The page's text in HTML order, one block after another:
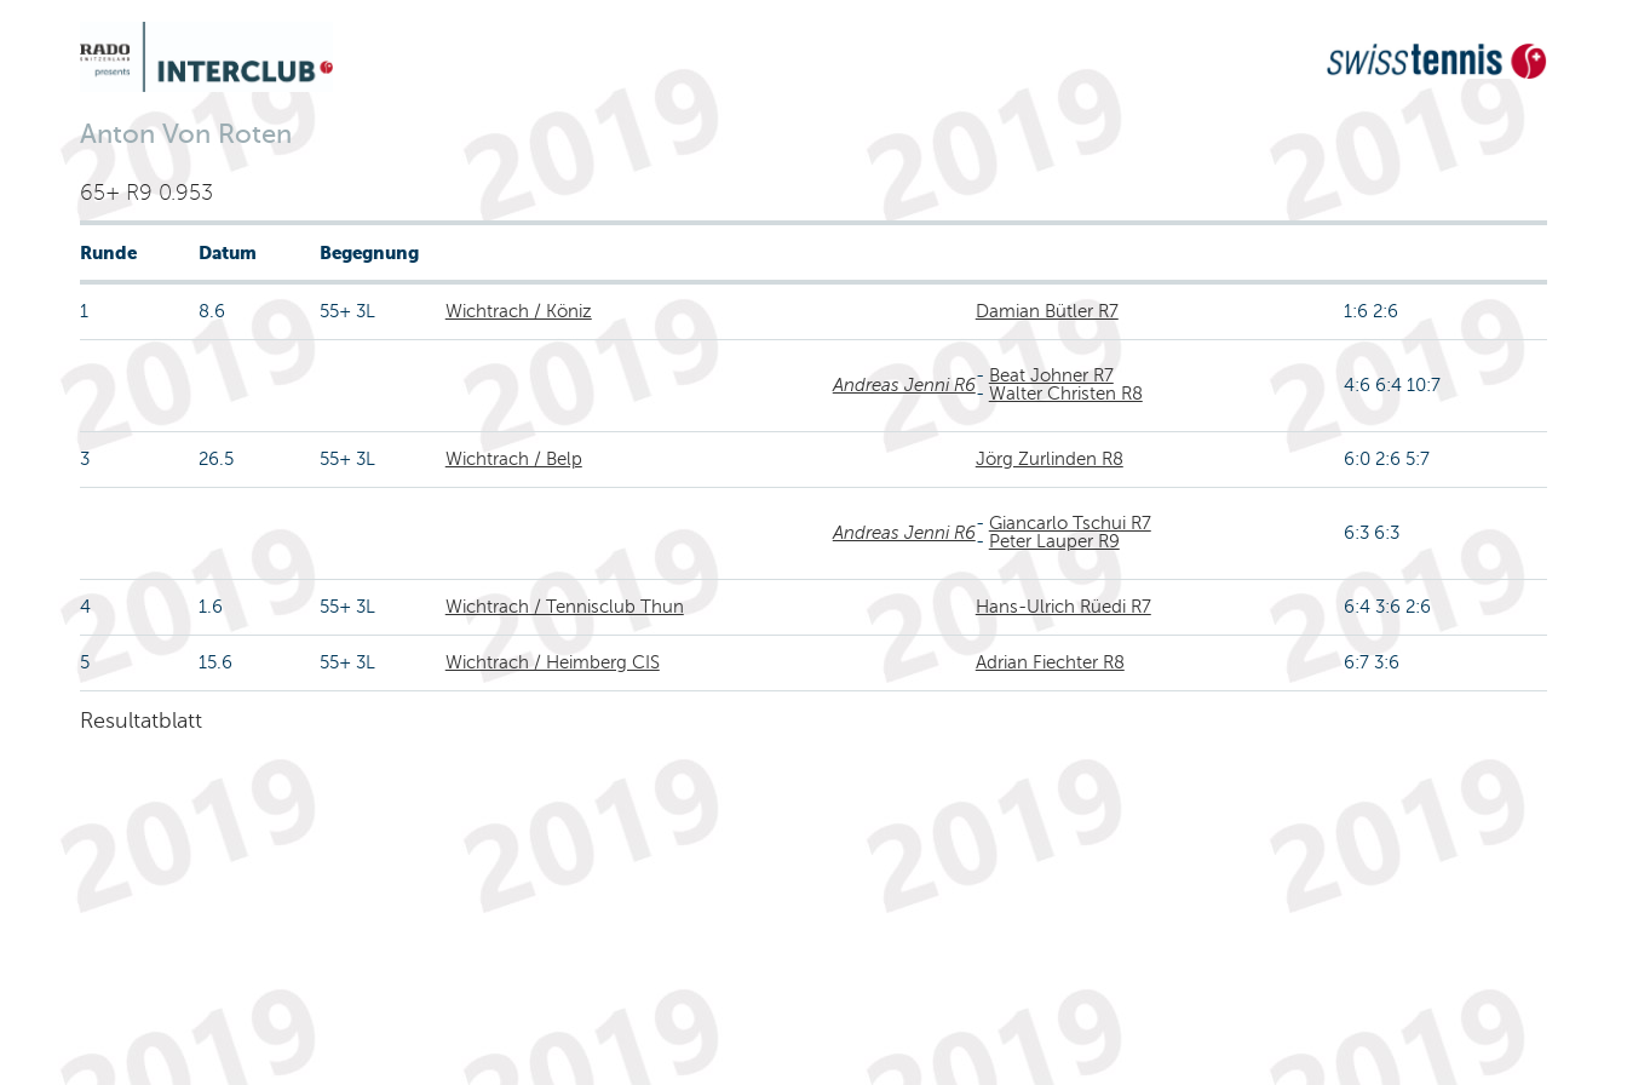
Anton Von Roten
65+ R9 0.953
Runde Datum Begegnung
1 8.6 55+ 3L Wichtrach / Köniz Damian Bütler R7 1:6 2:6
Andreas Jenni R6- Beat Johner R7
- Walter Christen R8 4:6 6:4 10:7
3 26.5 55+ 3L Wichtrach / Belp Jörg Zurlinden R8 6:0 2:6 5:7
Andreas Jenni R6- Giancarlo Tschui R7
- Peter Lauper R9 6:3 6:3
4 1.6 55+ 3L Wichtrach / Tennisclub Thun Hans-Ulrich Rüedi R7 6:4 3:6 2:6
5 15.6 55+ 3L Wichtrach / Heimberg CIS Adrian Fiechter R8 6:7 3:6
Resultatblatt